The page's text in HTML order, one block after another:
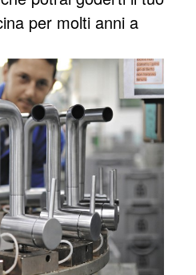
per molti anni a